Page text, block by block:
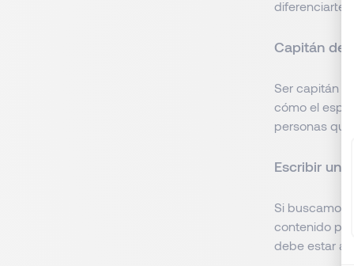
diferenciarte
Capitán de
Ser capitán
cómo el
personas
Escribir un
Si buscamos
contenido
debe estar